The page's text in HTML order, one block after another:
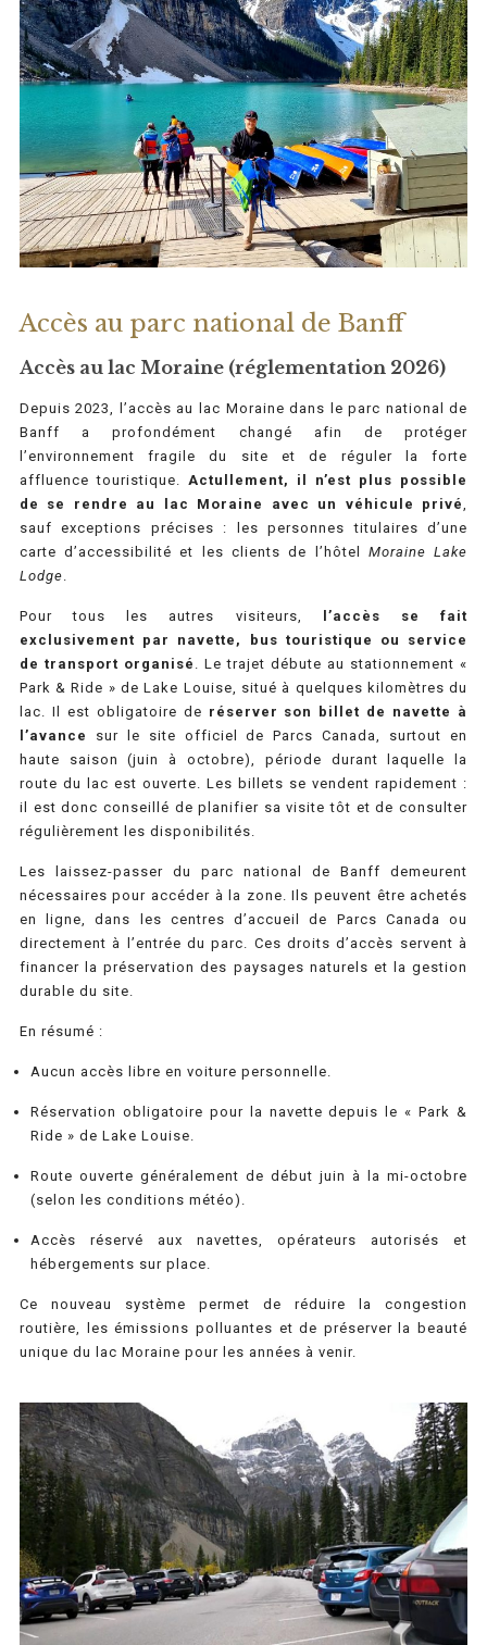
Accès au parc national de Banff
Accès au lac Moraine (réglementation 2026)
Depuis 2023, l’accès au lac Moraine dans le parc national de
Banff a profondément changé afin de protéger
l’environnement fragile du site et de réguler la forte
affluence touristique. Actullement, il n’est plus possible
de se rendre au lac Moraine avec un véhicule privé
sauf exceptions précises : les personnes titulaires d’une
carte d’accessibilité et les clients de l’hôtel Moraine Lake
Lodge
Pour tous les autres visiteurs,
l’accès se fait
exclusivement par navette, bus touristique ou service
de transport organisé
. Le trajet débute au stationnement «
Park & Ride » de Lake Louise, situé à quelques kilomètres du
lac. Il est obligatoire de réserver son billet de navette à
l’avance
sur le site officiel de Parcs Canada, surtout en
haute saison (juin à octobre), période durant laquelle la
route du lac est ouverte. Les billets se vendent rapidement :
il est donc conseillé de planifier sa visite tôt et de consulter
régulièrement les disponibilités.
Les laissez-passer du parc national de Banff demeurent
nécessaires pour accéder à la zone. Ils peuvent être achetés
en ligne, dans les centres d’accueil de Parcs Canada ou
directement à l’entrée du parc. Ces droits d’accès servent à
financer la préservation des paysages naturels et la gestion
durable du site.
En résumé :
Aucun accès libre en voiture personnelle.
Réservation obligatoire pour la navette depuis le « Park &
Ride » de Lake Louise.
Route ouverte généralement de début juin à la mi-octobre
(selon les conditions météo).
Accès réservé aux navettes, opérateurs autorisés et
hébergements sur place.
Ce nouveau système permet de réduire la congestion
routière, les émissions polluantes et de préserver la beauté
unique du lac Moraine pour les années à venir.